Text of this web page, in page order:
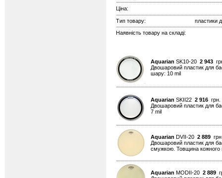
Ціна:
Тип товару:
пластики
Наявність товару на складі:
Aquarian SK10-20 2 943
Двошаровий пластик для
шару: 10 mil
Aquarian SKII22 2 916
Двошаровий пластик для
7 mil
Aquarian DVII-20 2 889
Двошаровий пластик для
смужкою. Товщина кожного
Aquarian MODII-20 2 889